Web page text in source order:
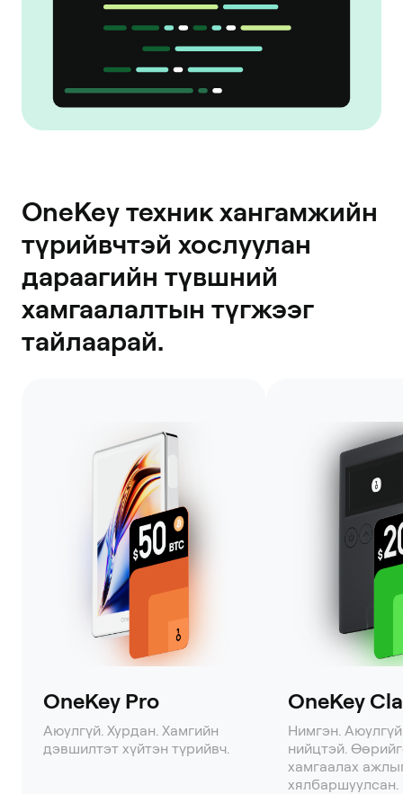
OneKey техник хангамжийн
түрийвчтэй хослуулан
дараагийн түвшний
хамгаалалтын түгжээг
тайлаарай.
OneKey Pro
Аюулгүй. Хурдан. Хамгийн
дэвшилтэт хүйтэн түрийвч.
OneKey
Нимгэн.
нийцтэй.
хамгаалах
хялбаршуулсан.